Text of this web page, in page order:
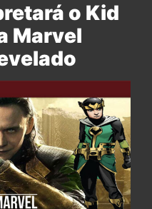
o Kid
Marvel